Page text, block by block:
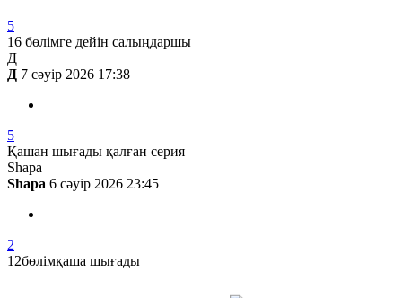
5
16 бөлімге дейін салыңдаршы
Д
Д 7 сәуір 2026 17:38
5
Қашан шығады қалған серия
Shapa
Shapa 6 сәуір 2026 23:45
2
12бөлімқаша шығады